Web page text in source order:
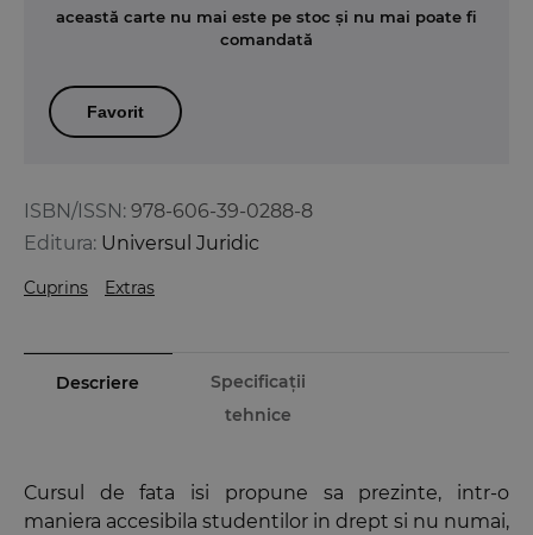
ISBN/ISSN: 978-606-39-0288-8
Editura: Universul Juridic
Cuprins Extras
această carte nu mai este pe stoc și nu mai poate fi
comandată
Favorit
Descriere
Specificații
tehnice
Cursul de fata isi propune sa prezinte, intr-o
maniera accesibila studentilor in drept si nu numai,